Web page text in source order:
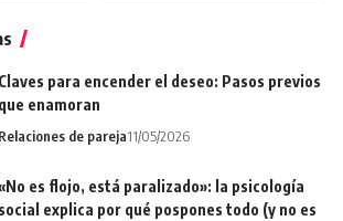
Claves para encender el deseo: Pasos previos
que enamoran
Relaciones de pareja11/05/2026
es flojo, está paralizado»: la psicología
social explica por qué pospones todo (y no es